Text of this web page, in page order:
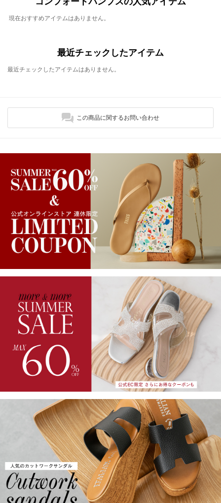
現在おすすめアイテムはありません。
最近チェックしたアイテム
最近チェックしたアイテムはありません。
この商品に関するお問い合わせ